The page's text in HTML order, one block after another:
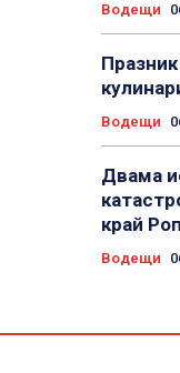
Водещи
Водещи
Двама
край
Водещи